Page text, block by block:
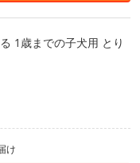
1歳までの子犬用 とり
け